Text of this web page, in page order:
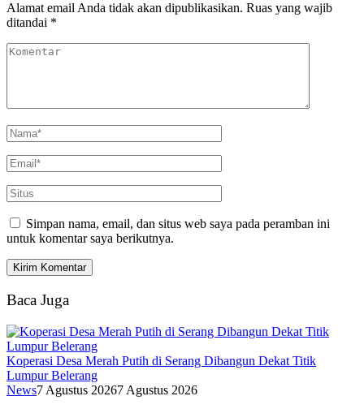
Alamat email Anda tidak akan dipublikasikan. Ruas yang wajib
ditandai *
Simpan nama, email, dan situs web saya pada peramban ini
untuk komentar saya berikutnya.
Baca Juga
Koperasi Desa Merah Putih di Serang Dibangun Dekat Titik
Lumpur Belerang
News7 Agustus 20267 Agustus 2026